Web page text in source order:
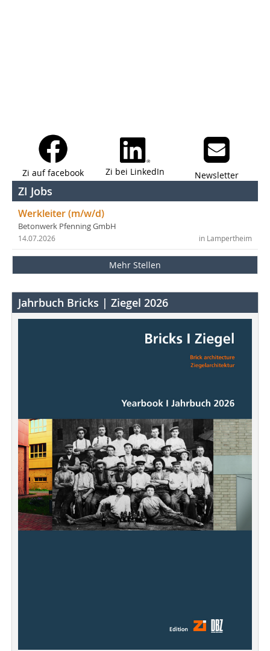
Zi auf facebook Zi bei LinkedIn Newsletter
ZI Jobs
Werkleiter (m/w/d)
Betonwerk Pfenning GmbH
in Lampertheim
14.07.2026
Mehr Stellen
Jahrbuch Bricks | Ziegel 2026